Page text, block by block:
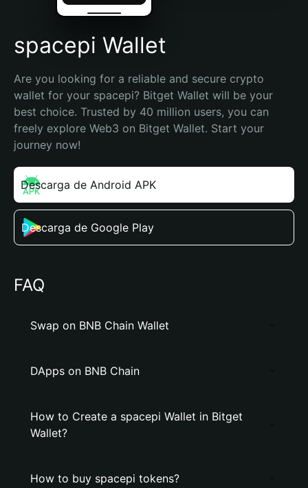
Español (Argentina)
spacepi Wallet
Are you looking for a reliable and secure crypto
wallet for your spacepi? Bitget Wallet will be your
best choice. Trusted by 40 million users, you can
freely explore Web3 on Bitget Wallet. Start your
journey now!
Descarga de Android APK
Descarga de Google Play
FAQ
Swap on BNB Chain Wallet
DApps on BNB Chain
How to Create a spacepi Wallet in Bitget
Wallet?
How to buy spacepi tokens?